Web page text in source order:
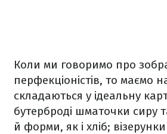
Коли ми говоримо про
перфекціоністів, то маємо
складаються у ідеальну
бутерброді шматочки сиру
й форми, як і хліб;